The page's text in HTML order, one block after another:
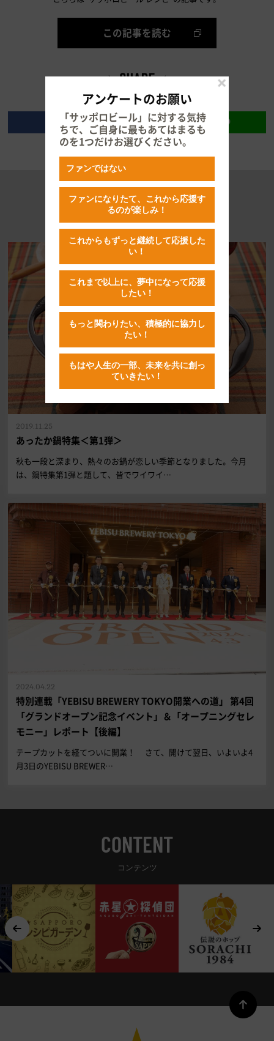
この記事を読む
RECOMMENDED
おすすめの記事はこちら
あったか鍋特集＜第1弾＞
2019.11.25
秋も一段と深まり、熱々のお鍋が恋しい季節となりました。今月
は、鍋特集第1弾と題して、皆でワイワイ…
特別連載「YEBISU BREWERY TOKYO開業への道」 第4回
「グランドオープン記念イベント」＆「オープニングセレ
モニー」レポート【後編】
2024.04.22
テープカットを経てついに開業！ さて、開けて翌日、いよいよ4
月3日のYEBISU BREWER…
CONTENT
コンテンツ
アンケートのお願い
「サッポロビール」に対する気持
ちで、ご自身に最もあてはまるも
のを1つだけお選びください。
ファンではない
ファンになりたて、これから応援す
るのが楽しみ！
これからもずっと継続して応援した
い！
これまで以上に、夢中になって応援
したい！
もっと関わりたい、積極的に協力し
たい！
もはや人生の一部、未来を共に創っ
ていきたい！